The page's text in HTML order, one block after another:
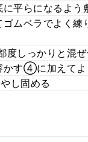
平らになるよう
ムベラでよく練
しっかりと混ぜ
かす④に加えてよ
し固める